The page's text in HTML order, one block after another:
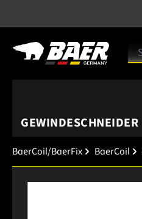
GEWINDESCHNEIDER
BaerCoil/BaerFix BaerCoil